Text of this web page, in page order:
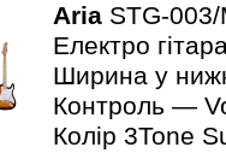
Aria STG-
Електро
Ширина у
Контроль —
Колір 3Tone